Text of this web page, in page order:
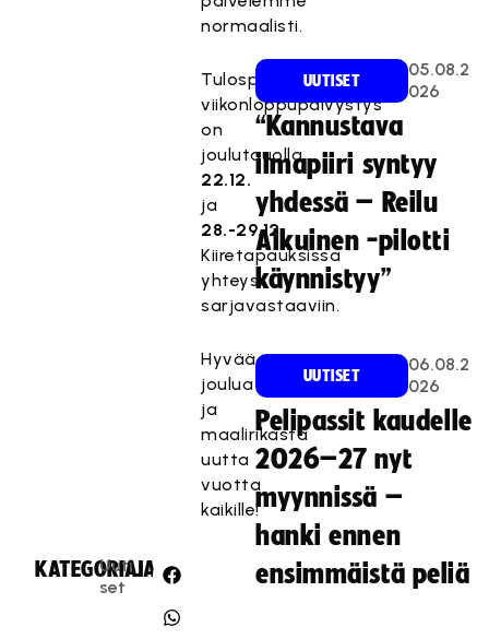
normaalisti.
Tulospalvelun
viikonloppupäivystys
on
joulutauolla
22.12.
ja
28.-29.12.
Kiiretapauksissa
yhteys
sarjavastaaviin.
Hyvää
joulua
ja
maalirikasta
uutta
vuotta
kaikille!
KATEGORIA:
Uuti
set
JAA:
UUTISET
05.08.2
026
“Kannustava
ilmapiiri syntyy
yhdessä – Reilu
Aikuinen -pilotti
käynnistyy”
UUTISET
06.08.2
026
Pelipassit kaudelle
2026–27 nyt
myynnissä –
hanki ennen
ensimmäistä peliä